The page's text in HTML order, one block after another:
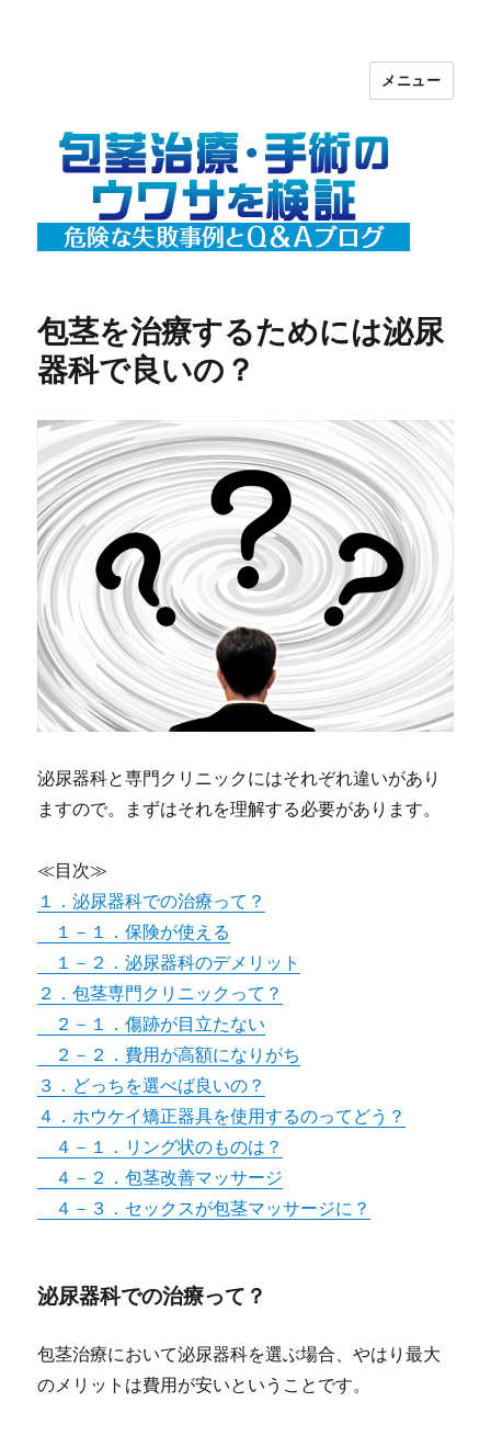
包茎治療・手術のウワサを検証【危険
な失敗事例とＱ＆Ａ】ブログ
メニュー
包茎を治療するためには泌尿
器科で良いの？
泌尿器科と専門クリニックにはそれぞれ違いがあり
ますので。まずはそれを理解する必要があります。
≪目次≫
１．泌尿器科での治療って？
１－１．保険が使える
１－２．泌尿器科のデメリット
２．包茎専門クリニックって？
２－１．傷跡が目立たない
２－２．費用が高額になりがち
３．どっちを選べば良いの？
４．ホウケイ矯正器具を使用するのってどう？
４－１．リング状のものは？
４－２．包茎改善マッサージ
４－３．セックスが包茎マッサージに？
泌尿器科での治療って？
包茎治療において泌尿器科を選ぶ場合、やはり最大
のメリットは費用が安いということです。